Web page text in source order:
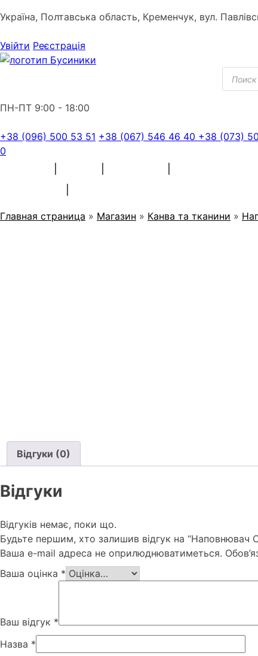
Skip
content
Україна, Полтавська область, Кременчук, вул.
Увійти Реєстрація
Пошук
товарів
ПН-ПТ 9:00 - 18:00
+38 (096) 500 53 51 +38 (067) 546 46 40 +38 (073)
0
Главная страница » Магазин » Канва та тканини »
Відгуки (0)
Відгуки
Відгуків немає, поки що.
Будьте першим, хто залишив відгук на
Ваша e-mail адреса не оприлюднюватиметься.
Ваша оцінка *
Ваш відгук *
Назва *